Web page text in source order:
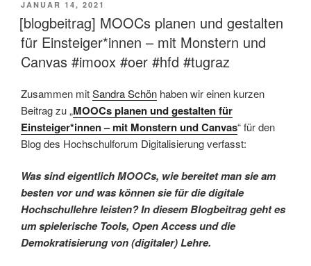
VERÖFFENTLICHT
AM
JANUAR 14, 2021
[blogbeitrag] MOOCs planen und gestalten
für Einsteiger*innen – mit Monstern und
Canvas #imoox #oer #hfd #tugraz
Zusammen mitSandra Schön haben wir einen kurzen
Beitrag zu „MOOCs planen und gestalten für
Einsteiger*innen – mit Monstern und Canvas“ für den
Blog des Hochschulforum Digitalisierung verfasst:
Was sind eigentlich MOOCs, wie bereitet man sie am
besten vor und was können sie für die digitale
Hochschullehre leisten? In diesem Blogbeitrag geht es
um spielerische Tools, Open Access und die
Demokratisierung von (digitaler) Lehre.